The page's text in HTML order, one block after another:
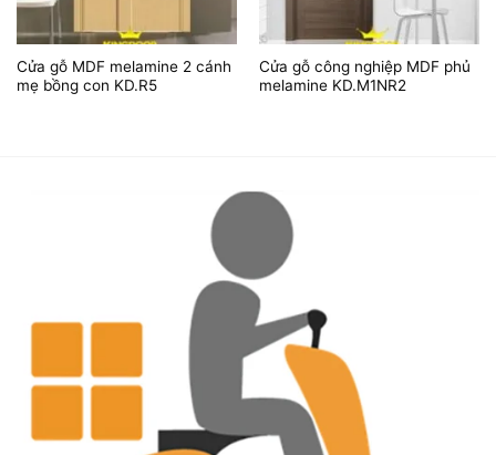
Cửa gỗ MDF melamine 2 cánh
mẹ bồng con KD.R5
Cửa gỗ công nghiệp MDF phủ
melamine KD.M1NR2